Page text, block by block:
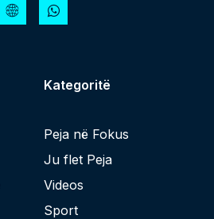
Kategoritë
Peja në Fokus
Ju flet Peja
Videos
Sport